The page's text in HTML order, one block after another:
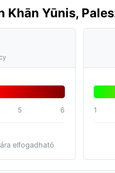
Khān Yūnis,
5 6
elfogadható
1